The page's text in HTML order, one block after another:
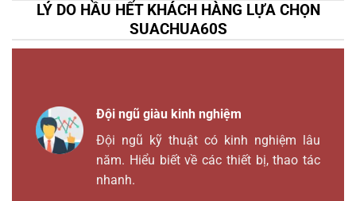
LÝ DO HẦU HẾT KHÁCH HÀNG LỰA CHỌN
SUACHUA60S
Đội ngũ giàu kinh nghiệm
Đội ngũ kỹ thuật có kinh nghiệm lâu
năm. Hiểu biết về các thiết bị, thao tác
nhanh.